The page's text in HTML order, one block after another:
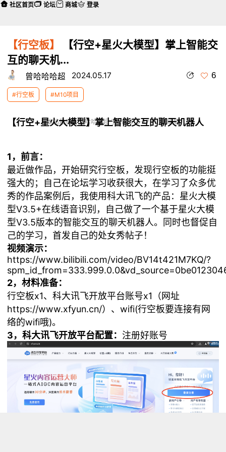
【行空板】
【行空+星火大模型】掌上智能交
互的聊天机...
曾哈哈哈超 2024.05.17 6
#行空板 #M10项目
本帖最后由 曾哈哈哈超 于 2024-5-17 11:37 编辑
【行空+星火大模型】掌上智能交互的聊天机器人
1，前言：
最近做作品，开始研究行空板，发现行空板的功能挺
强大的；自己在论坛学习收获很大，在学习了众多优
秀的作品案例后，我使用科大讯飞的产品：星火大模
型V3.5+在线语音识别，自己做了一个基于星火大模
型V3.5版本的智能交互的聊天机器人。同时也督促自
己的学习，首发自己的处女秀帖子！
视频演示：
https://www.bilibili.com/video/BV14t421M7KQ/?
2，材料准备：
行空板x1、科大讯飞开放平台账号x1（网址
https://www.xfyun.cn/）、wifi(行空板要连接有网
络的wifi哦)。
3，科大讯飞开放平台配置： 注册好账号
社区首页 论坛 商城 登录